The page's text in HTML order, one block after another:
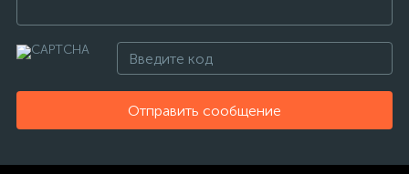
Отправить сообщение